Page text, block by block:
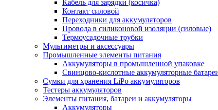
Кабель для зарядки (косичка)
Контакт силовой
Переходники для аккумуляторов
Провода в силиконовой изоляции (силовые)
Термоусадочные трубки
Мультиметры и аксессуары
Промышленные элементы питания
Аккумуляторы в промышленной упаковке
Свинцово-кислотные аккумуляторные
Сумки для хранения LiPo аккумуляторов
Тестеры аккумуляторов
Элементы питания, батареи и аккумуляторы
Аккумуляторы